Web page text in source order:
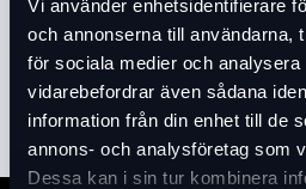
Vi använder enhetsidentifierare
och annonserna till användarna,
för sociala medier och
vidarebefordrar även sådana
information från din enhet till de
annons- och analysföretag som
Dessa kan i sin tur kombinera
Produktinformation
Läs merexpand_more